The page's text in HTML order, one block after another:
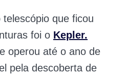
que ficou
foi o Kepler.
operou até o ano de
pela descoberta de